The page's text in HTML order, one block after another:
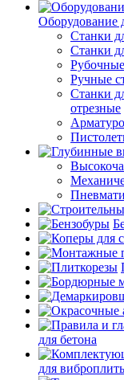
Оборудование
Станки
Станки
Ручные
Станки
отрезные
для бетона
для